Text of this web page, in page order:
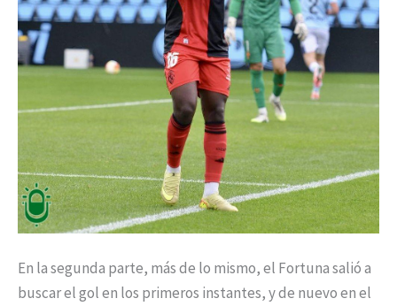
En la segunda parte, más de lo mismo, el Fortuna salió a
buscar el gol en los primeros instantes, y de nuevo en el